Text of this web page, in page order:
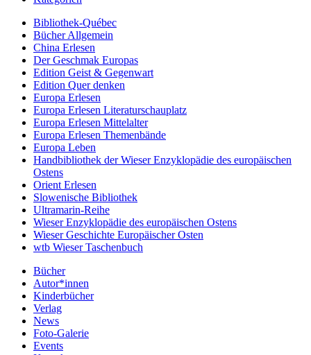
Bibliothek-Québec
Bücher Allgemein
China Erlesen
Der Geschmak Europas
Edition Geist & Gegenwart
Edition Quer denken
Europa Erlesen
Europa Erlesen Literaturschauplatz
Europa Erlesen Mittelalter
Europa Erlesen Themenbände
Europa Leben
Handbibliothek der Wieser Enzyklopädie des europäischen
Ostens
Orient Erlesen
Slowenische Bibliothek
Ultramarin-Reihe
Wieser Enzyklopädie des europäischen Ostens
Wieser Geschichte Europäischer Osten
wtb Wieser Taschenbuch
Bücher
Autor*innen
Kinderbücher
Verlag
News
Foto-Galerie
Events